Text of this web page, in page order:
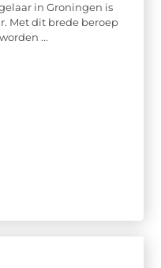
in Groningen is
Met dit brede beroep
...